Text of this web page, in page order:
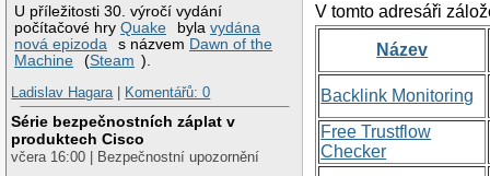
U příležitosti 30. výročí vydání
počítačové hryQuake bylavydána
nová epizoda
s názvem Dawn of the
Machine
(Steam ).
Ladislav Hagara| Komentářů: 0
Série bezpečnostních záplat v
produktech Cisco
včera 16:00 | Bezpečnostní upozornění
V tomto adresáři
Název
Backlink Monitoring
Free Trustflow
Checker